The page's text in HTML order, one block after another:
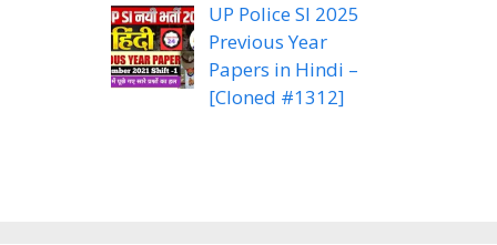
UP Police SI 2025
Previous Year
Papers in Hindi –
[Cloned #1312]